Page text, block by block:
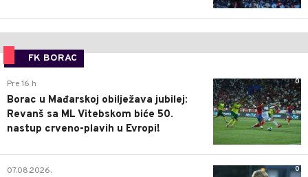
FK BORAC
0
Pre 16 h
Borac u Mađarskoj obilježava jubilej:
Revanš sa ML Vitebskom biće 50.
nastup crveno-plavih u Evropi!
0
07.08.2026.